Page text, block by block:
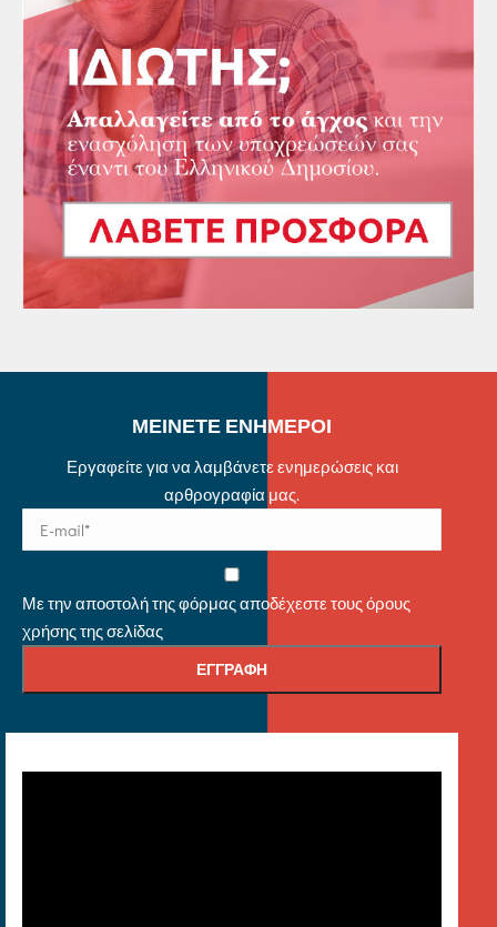
ΜΕΙΝΕΤΕ ΕΝΗΜΕΡΟΙ
Εργαφείτε για να λαμβάνετε ενημερώσεις και
αρθρογραφία μας.
Με την αποστολή της φόρμας αποδέχεστε τους όρους
χρήσης της σελίδας